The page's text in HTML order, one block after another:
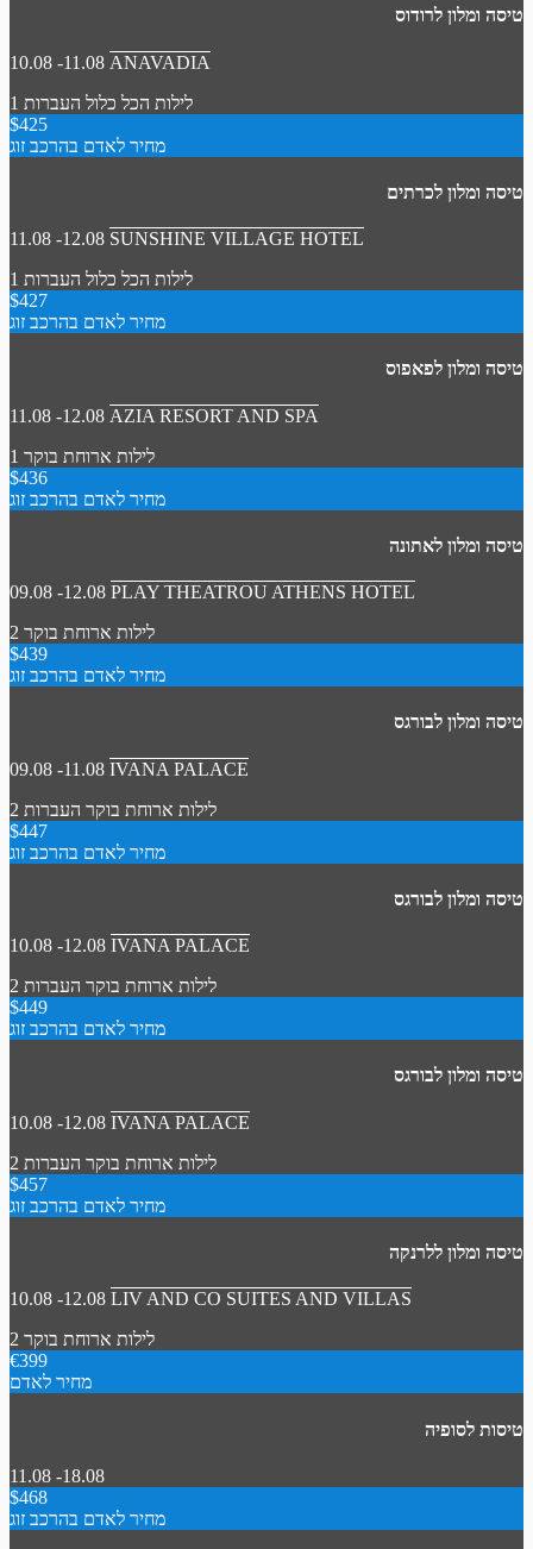
טיסה ומלון לרודוס
10.08 -11.08 ANAVADIA
1 לילות הכל כלול העברות
$425
מחיר לאדם בהרכב זוג
טיסה ומלון לכרתים
11.08 -12.08 SUNSHINE VILLAGE HOTEL
1 לילות הכל כלול העברות
$427
מחיר לאדם בהרכב זוג
טיסה ומלון לפאפוס
11.08 -12.08 AZIA RESORT AND SPA
1 לילות ארוחת בוקר
$436
מחיר לאדם בהרכב זוג
טיסה ומלון לאתונה
09.08 -12.08 PLAY THEATROU ATHENS HOTEL
2 לילות ארוחת בוקר
$439
מחיר לאדם בהרכב זוג
טיסה ומלון לבורגס
09.08 -11.08 IVANA PALACE
2 לילות ארוחת בוקר העברות
$447
מחיר לאדם בהרכב זוג
טיסה ומלון לבורגס
10.08 -12.08 IVANA PALACE
2 לילות ארוחת בוקר העברות
$449
מחיר לאדם בהרכב זוג
טיסה ומלון לבורגס
10.08 -12.08 IVANA PALACE
2 לילות ארוחת בוקר העברות
$457
מחיר לאדם בהרכב זוג
טיסה ומלון ללרנקה
10.08 -12.08 LIV AND CO SUITES AND VILLAS
2 לילות ארוחת בוקר
€399
מחיר לאדם
טיסות לסופיה
11.08 -18.08
$468
מחיר לאדם בהרכב זוג